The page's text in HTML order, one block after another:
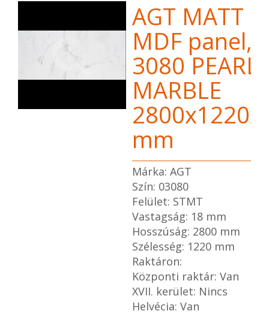
AGT MATT
MDF panel,
3080 PEARL
MARBLE
mm
Márka: AGT
Szín: 03080
Felület: STMT
Vastagság: 18 mm
Hosszúság: 2800 mm
Szélesség: 1220 mm
Raktáron:
Központi raktár: Van
XVII. kerület: Nincs
Helvécia: Van